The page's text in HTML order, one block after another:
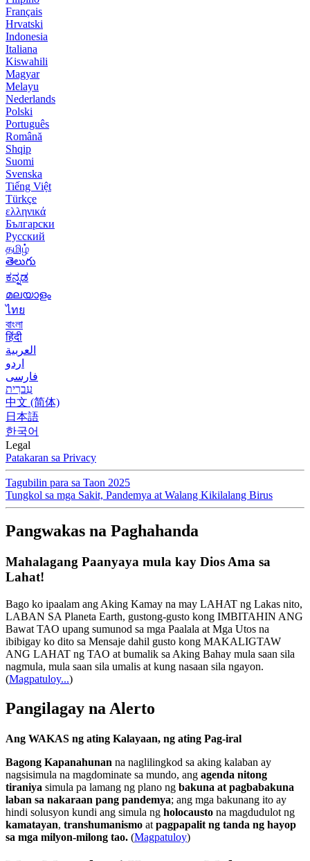
Français
Hrvatski
Indonesia
Italiana
Kiswahili
Magyar
Melayu
Nederlands
Polski
Português
Română
Shqip
Suomi
Svenska
Tiếng Việt
Türkçe
ελληνικά
Български
Русский
தமிழ்
తెలుగు
ಕನ್ನಡ
മലയാളം
ไทย
বাংলা
हिंदी
العربية
اردو
فارسی
עִברִית
中文 (简体)
日本語
한국어
Legal
Patakaran sa Privacy
Tagubilin para sa Taon 2025
Tungkol sa mga Sakit, Pandemya at Walang Kikilalang Birus
Pangwakas na Paghahanda
Mahalagang Paanyaya mula kay Dios Ama sa
Lahat!
Bago ko ipaalam ang Aking Kamay na may LAHAT ng Lakas nito,
LABAN SA Planeta Earth, gustong-gusto kong IMBITAHIN ANG
Bawat TAO upang sumunod sa mga Paalala at Mga Utos na
ibibigay ko dito sa Mensaje dahil gusto kong MAKALIGTAW
ANG LAHAT ng TAO at bumalik sa Aking Bahay mula saan sila
nagmula, mula saan sila umalis at kung nasaan sila ngayon.
(Magpatuloy...)
Pangilagay na Alerto
Ang WAKAS ng ating Kalayaan, ng ating Pag-iral
Bagong Kapanahunan na naglilingkod sa aking kalaban ay
nagsisimula na magdominate sa mundo, ang agenda nitong
tiraniya simula pa lamang ng plano ng bakuna at pagbabakuna
laban sa nakaraan pang pandemya; ang mga bakunang ito ay
hindi solusyon kundi ang simula ng holocausto na magdudulot ng
kamatayan, transhumanismo at pagpapalit ng tanda ng hayop
sa mga milyon-milong tao. (Magpatuloy)